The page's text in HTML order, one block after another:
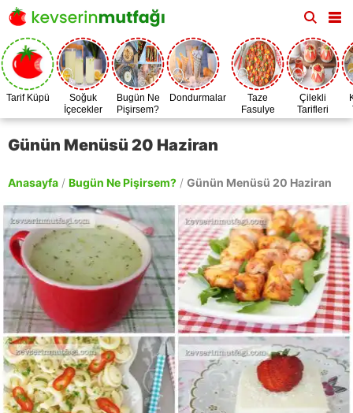
Tarif Küpü
Soğuk
İçecekler
Bugün Ne
Pişirsem?
Dondurmalar
Taze
Fasulye
Zamanı
Çilekli
Tarifleri
Günün Menüsü 20 Haziran
Anasayfa / Bugün Ne Pişirsem? / Günün Menüsü 20 Haziran